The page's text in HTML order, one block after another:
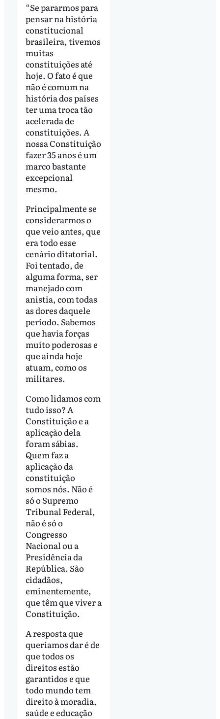
“Se pararmos para
pensar na história
constitucional
brasileira, tivemos
muitas
constituições até
hoje. O fato é que
não é comum na
história dos países
ter uma troca tão
acelerada de
constituições. A
nossa Constituição
fazer 35 anos é um
marco bastante
excepcional
mesmo.
Principalmente se
considerarmos o
que veio antes, que
era todo esse
cenário ditatorial.
Foi tentado, de
alguma forma, ser
manejado com
anistia, com todas
as dores daquele
período. Sabemos
que havia forças
muito poderosas e
que ainda hoje
atuam, como os
militares.
Como lidamos com
tudo isso? A
Constituição e a
aplicação dela
foram sábias.
Quem faz a
aplicação da
constituição
somos nós. Não é
só o Supremo
Tribunal Federal,
não é só o
Congresso
Nacional ou a
Presidência da
República. São
cidadãos,
eminentemente,
que têm que viver a
Constituição.
A resposta que
queríamos dar é de
que todos os
direitos estão
garantidos e que
todo mundo tem
direito à moradia,
saúde e educação